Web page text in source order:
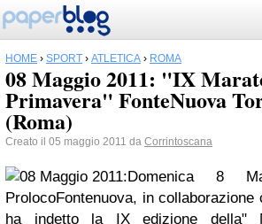
HOME › SPORT › ATLETICA › ROMA
08 Maggio 2011: "IX
Primavera" FonteNuova
(Roma)
Creato il 05 maggio 2011 da Corrintoscana
Domenica 8
ProlocoFontenuova, in collaborazione
ha indetto la IX edizione della"